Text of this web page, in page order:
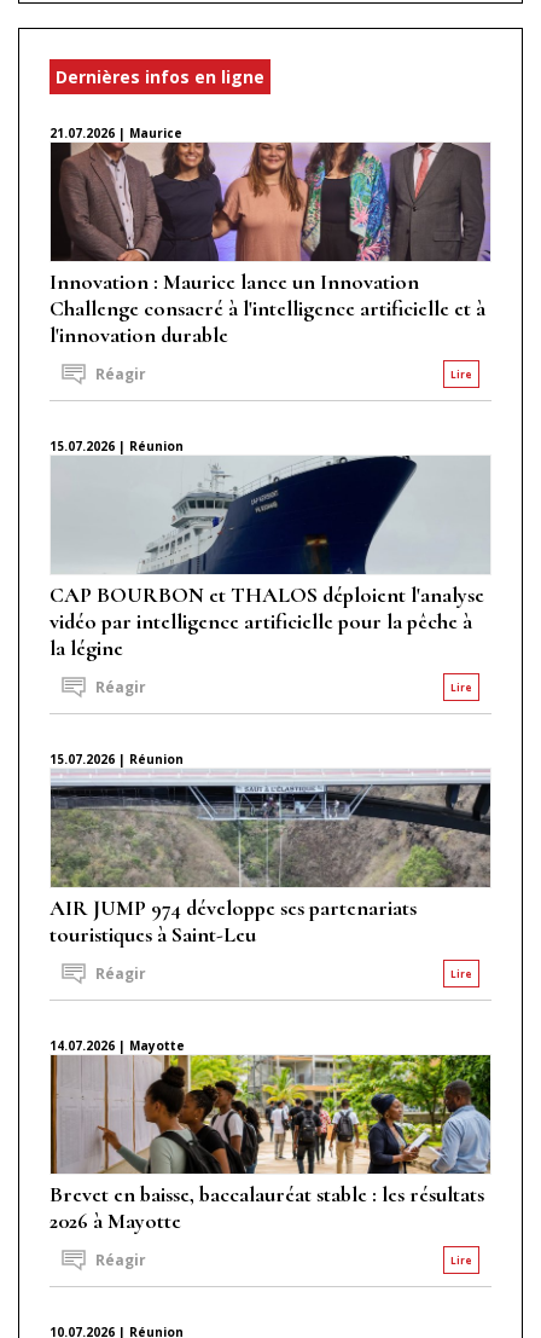
Dernières infos en ligne
21.07.2026 | Maurice
Innovation : Maurice lance un Innovation
Challenge consacré à l'intelligence artificielle et à
l'innovation durable
Lire
Réagir
15.07.2026 | Réunion
CAP BOURBON et THALOS déploient l'analyse
vidéo par intelligence artificielle pour la pêche à
la légine
Lire
Réagir
15.07.2026 | Réunion
AIR JUMP 974 développe ses partenariats
touristiques à Saint-Leu
Lire
Réagir
14.07.2026 | Mayotte
Brevet en baisse, baccalauréat stable : les résultats
2026 à Mayotte
Lire
Réagir
10.07.2026 | Réunion